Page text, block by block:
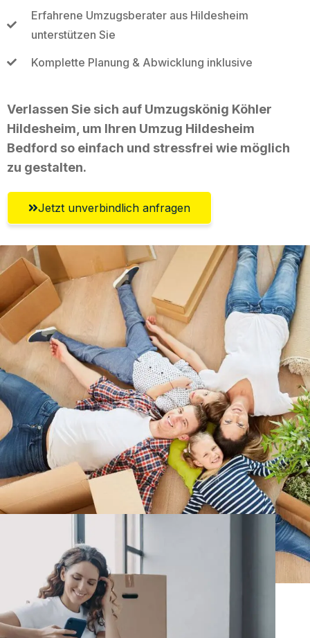
Erfahrene Umzugsberater aus Hildesheim
unterstützen Sie
Komplette Planung & Abwicklung inklusive
Verlassen Sie sich auf Umzugskönig Köhler
Hildesheim, um Ihren Umzug Hildesheim
Bedford so einfach und stressfrei wie möglich
zu gestalten.
Jetzt unverbindlich anfragen